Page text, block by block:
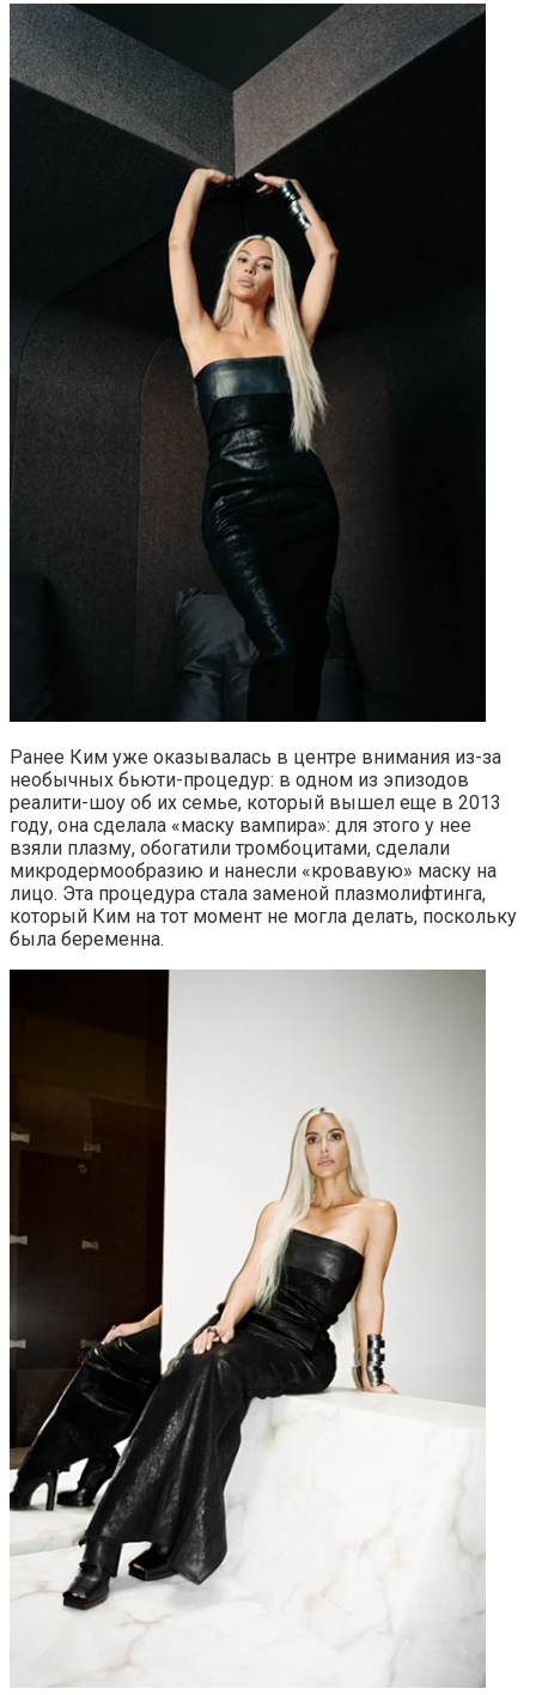
Ранее Ким уже оказывалась в центре внимания из-за
необычных бьюти-процедур: в одном из эпизодов
реалити-шоу об их семье, который вышел еще в 2013
году, она сделала «маску вампира»: для этого у нее
взяли плазму, обогатили тромбоцитами, сделали
микродермообразию и нанесли «кровавую» маску на
лицо. Эта процедура стала заменой плазмолифтинга,
который Ким на тот момент не могла делать, поскольку
была беременна.